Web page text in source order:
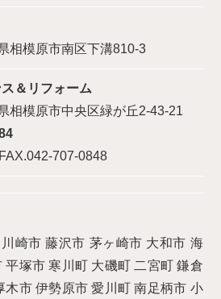
模原市南区下溝810-3
＆リフォーム
模原市中央区緑が丘2-43-21
707-0848
川崎市 藤沢市 茅ヶ崎市 大和市 海
平塚市 寒川町 大磯町 二宮町 鎌倉
木市 伊勢原市 愛川町 南足柄市 小